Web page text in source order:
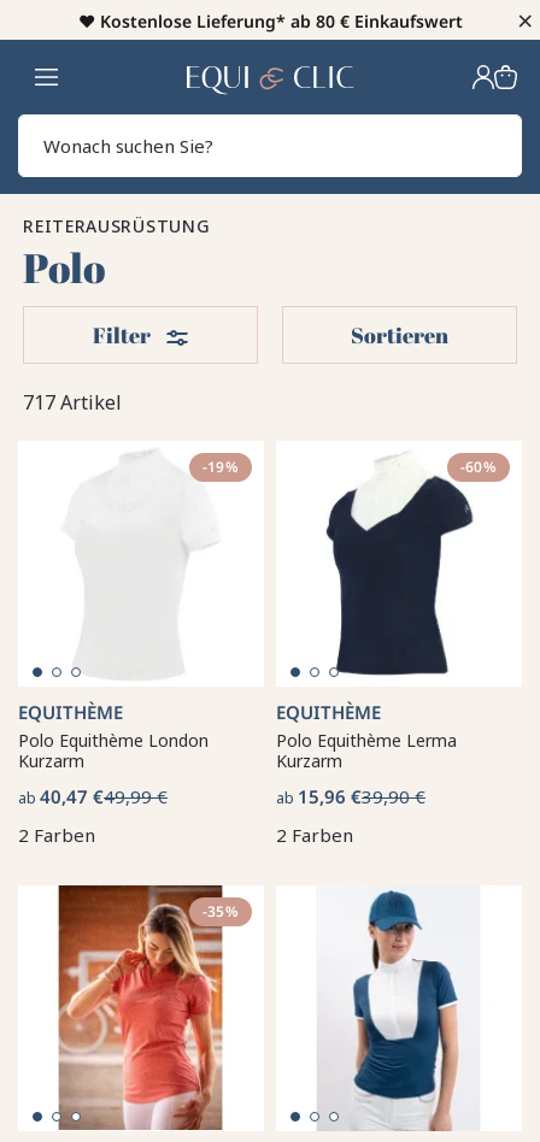
♥️ Kostenlose Lieferung* ab 80 € Einkaufswert ×
Heim
REITERAUSRÜSTUNG
Polo
717 Artikel
Filter Filter Sortieren
-19%
EQUITHÈME
Polo Equithème London
Kurzarm
ab 40,47 €49,99 €
2 Farben
-60%
EQUITHÈME
Polo Equithème Lerma
Kurzarm
ab 15,96 €39,90 €
2 Farben
-35%